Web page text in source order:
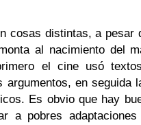
cosas distintas, a pesar
al nacimiento del
el cine usó
argumentos, en seguida
Es obvio que hay
a pobres